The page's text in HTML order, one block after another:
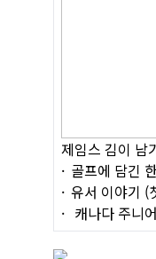
제임스 김이 남
골프에 담긴
유서 이야기 (
캐나다 주니